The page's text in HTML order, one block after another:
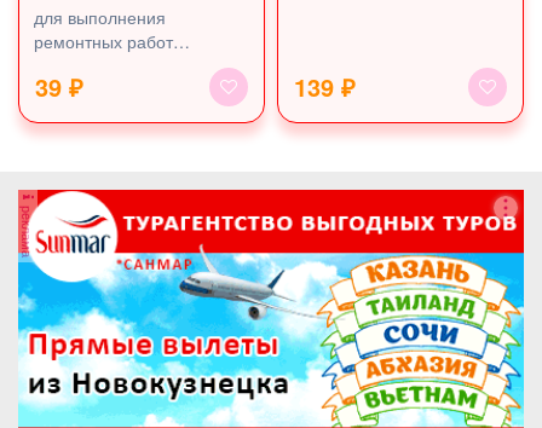
для выполнения
ремонтных работ
39 ₽ 139 ₽
реклама